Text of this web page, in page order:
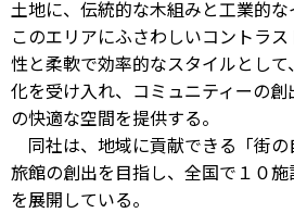
土地に、伝統的な木組みと工業的な
このエリアにふさわしいコントラ
性と柔軟で効率的なスタイルとし
化を受け入れ、コミュニティーの
の快適な空間を提供する。
同社は、地域に貢献できる「街の
旅館の創出を目指し、全国で１０
を展開している。